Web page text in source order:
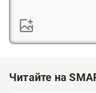
Читайте на